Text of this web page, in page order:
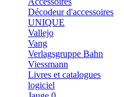
Décodeur d'accessoires
UNIQUE
Vallejo
Vang
Verlagsgruppe Bahn
Viessmann
Livres et catalogues
logiciel